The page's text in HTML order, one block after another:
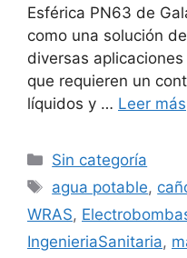
Esférica PN63 de
como una solución
diversas
que requieren un
líquidos y … Leer más
Sin categoría
agua potable,
WRAS,
IngenieriaSanitaria,